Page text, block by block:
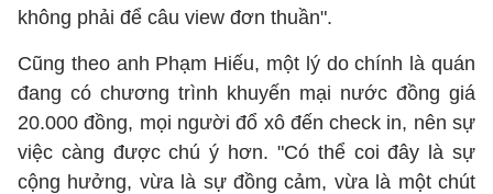
không phải để câu view đơn thuần".
Cũng theo anh Phạm Hiếu, một lý do chính là quán
đang có chương trình khuyến mại nước đồng giá
20.000 đồng, mọi người đổ xô đến check in, nên sự
việc càng được chú ý hơn. "Có thể coi đây là sự
cộng hưởng, vừa là sự đồng cảm, vừa là một chút